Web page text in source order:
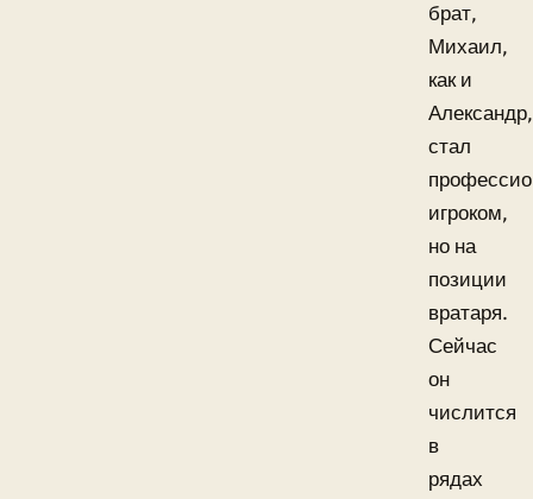
брат,
Михаил,
как и
Александр,
стал
игроком,
но на
позиции
вратаря.
Сейчас
он
числится
в
рядах